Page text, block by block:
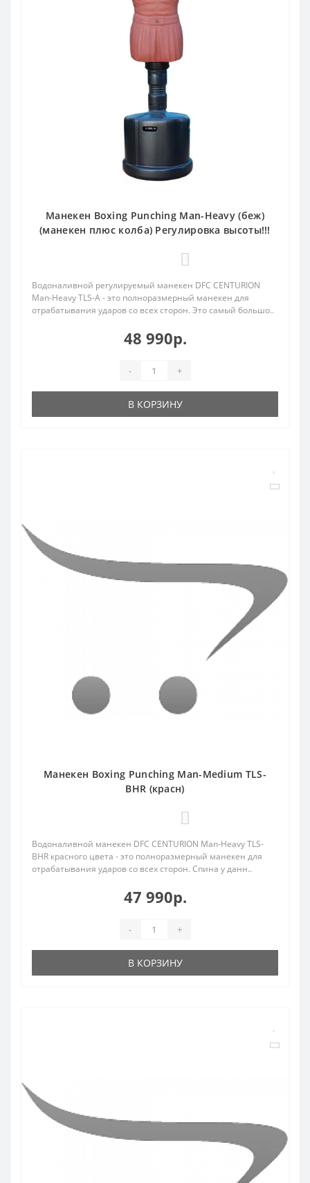
Манекен Boxing Punching Man-Heavy (беж)
(манекен плюс колба) Регулировка высоты!!!
Водоналивной регулируемый манекен DFC CENTURION
Man-Heavy TLS-A - это полноразмерный манекен для
отрабатывания ударов со всех сторон. Это самый большо..
48 990р.
- +
В КОРЗИНУ
Манекен Boxing Punching Man-Medium TLS-
BHR (красн)
Водоналивной манекен DFC CENTURION Man-Heavy TLS-
BHR красного цвета - это полноразмерный манекен для
отрабатывания ударов со всех сторон. Спина у данн..
47 990р.
- +
В КОРЗИНУ